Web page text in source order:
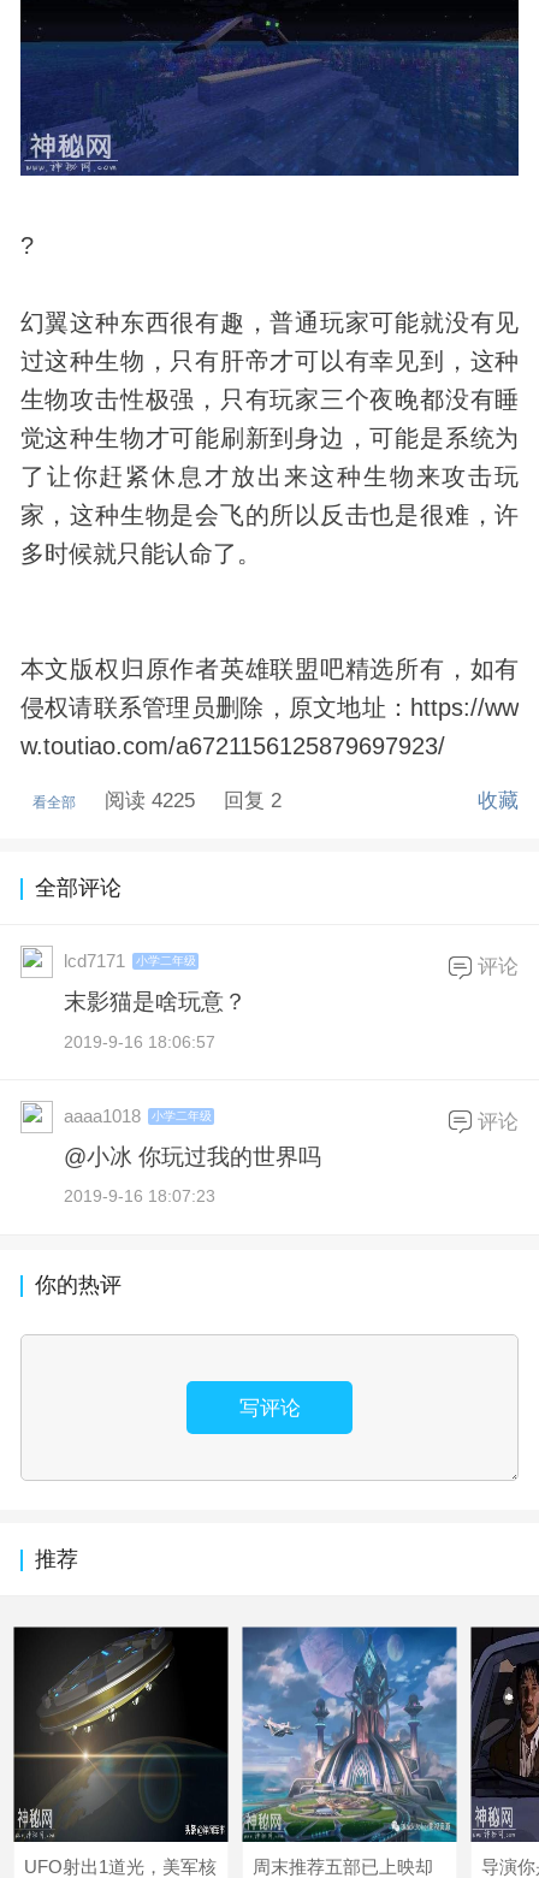
?
幻翼这种东西很有趣，普通玩家可能就没有见
过这种生物，只有肝帝才可以有幸见到，这种
生物攻击性极强，只有玩家三个夜晚都没有睡
觉这种生物才可能刷新到身边，可能是系统为
了让你赶紧休息才放出来这种生物来攻击玩
家，这种生物是会飞的所以反击也是很难，许
多时候就只能认命了。
本文版权归原作者英雄联盟吧精选所有，如有
侵权请联系管理员删除，原文地址：https://ww
w.toutiao.com/a6721156125879697923/
看全部 阅读 4225 回复 2 收藏
全部评论
lcd7171 小学二年级
末影猫是啥玩意？
2019-9-16 18:06:57
评论
aaaa1018 小学二年级
@小冰 你玩过我的世界吗
2019-9-16 18:07:23
评论
你的热评
写评论
推荐
UFO射出1道光，美军核
周末推荐五部已上映却
导演